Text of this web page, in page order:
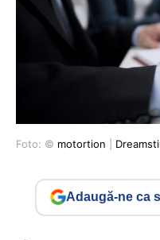
Foto: © motortion
Adaugă-ne ca